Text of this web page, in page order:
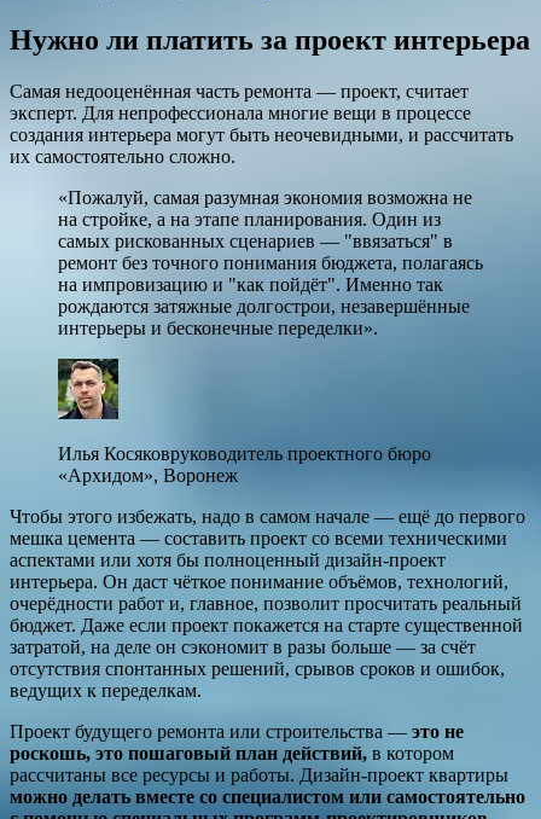
Нужно ли платить за проект интерьера
Самая недооценённая часть ремонта — проект, считает
эксперт. Для непрофессионала многие вещи в процессе
создания интерьера могут быть неочевидными, и рассчитать
их самостоятельно сложно.
«Пожалуй, самая разумная экономия возможна не
на стройке, а на этапе планирования. Один из
самых рискованных сценариев — "ввязаться" в
ремонт без точного понимания бюджета, полагаясь
на импровизацию и "как пойдёт". Именно так
рождаются затяжные долгострои, незавершённые
интерьеры и бесконечные переделки».
Илья Косяковруководитель проектного бюро
«Архидом», Воронеж
Чтобы этого избежать, надо в самом начале — ещё до первого
мешка цемента — составить проект со всеми техническими
аспектами или хотя бы полноценный дизайн-проект
интерьера. Он даст чёткое понимание объёмов, технологий,
очерёдности работ и, главное, позволит просчитать реальный
бюджет. Даже если проект покажется на старте существенной
затратой, на деле он сэкономит в разы больше — за счёт
отсутствия спонтанных решений, срывов сроков и ошибок,
ведущих к переделкам.
Проект будущего ремонта или строительства — это не
роскошь, это пошаговый план действий, в котором
рассчитаны все ресурсы и работы. Дизайн-проект квартиры
можно делать вместе со специалистом или самостоятельно